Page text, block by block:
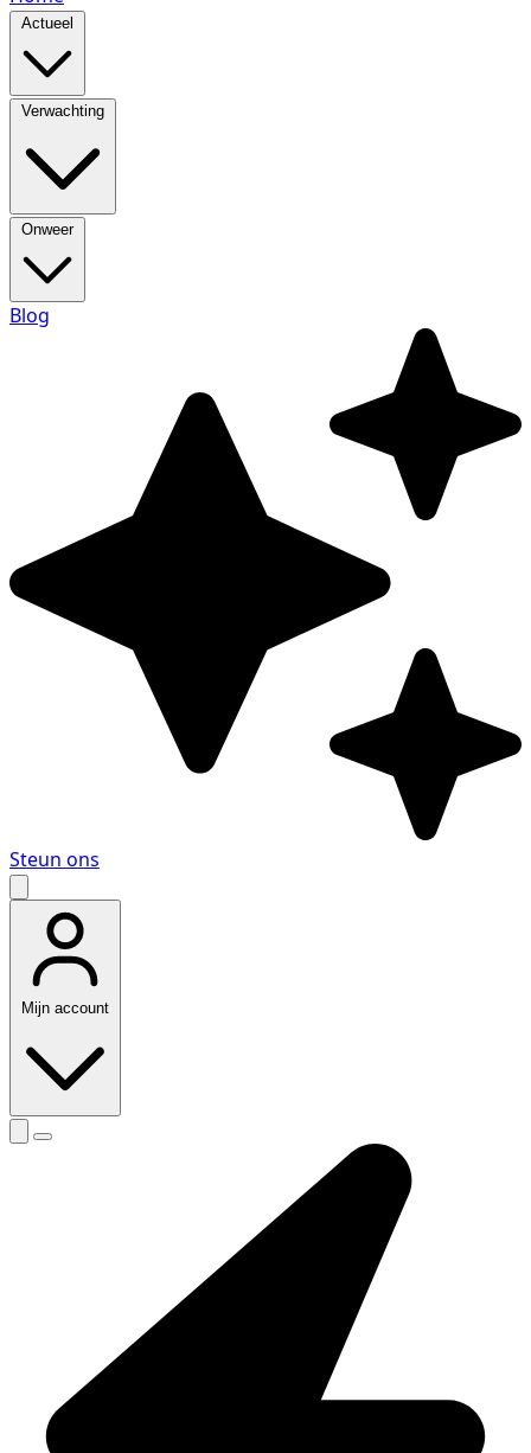
Actueel
Verwachting
Onweer
Blog
Steun ons
Mijn account